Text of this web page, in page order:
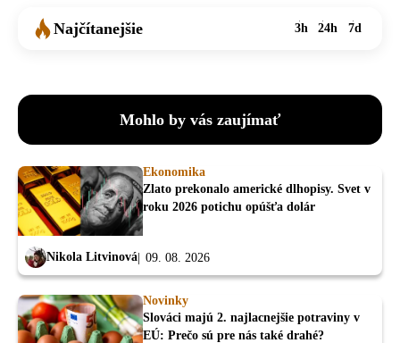
Najčítanejšie 3h 24h 7d
Mohlo by vás zaujímať
Ekonomika
Zlato prekonalo americké dlhopisy. Svet v
roku 2026 potichu opúšťa dolár
Nikola Litvinová 09. 08. 2026
Novinky
Slováci majú 2. najlacnejšie potraviny v
EÚ: Prečo sú pre nás také drahé?